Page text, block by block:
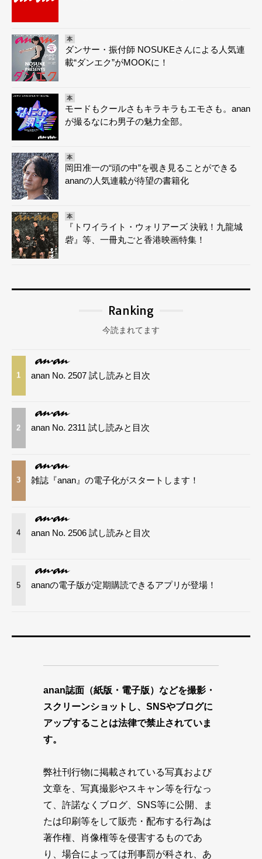
本
ダンサー・振付師 NOSUKEさんによる人気連
載“ダンエク”がMOOKに！
本
モードもクールさもキラキラもエモさも。anan
が撮るなにわ男子の魅力全部。
本
岡田准一の“頭の中”を覗き見ることができる
ananの人気連載が待望の書籍化
本
『トワイライト・ウォリアーズ 決戦！九龍城
砦』等、一冊丸ごと香港映画特集！
Ranking
今読まれてます
1 anan No. 2507 試し読みと目次
2 anan No. 2311 試し読みと目次
3 雑誌『anan』の電子化がスタートします！
4 anan No. 2506 試し読みと目次
5 ananの電子版が定期購読できるアプリが登場！
anan誌面（紙版・電子版）などを撮影・
スクリーンショットし、SNSやブログに
アップすることは法律で禁止されていま
す。
弊社刊行物に掲載されている写真および
文章を、写真撮影やスキャン等を行なっ
て、許諾なくブログ、SNS等に公開、ま
たは印刷等をして販売・配布する行為は
著作権、肖像権等を侵害するものであ
り、場合によっては刑事罰が科され、あ